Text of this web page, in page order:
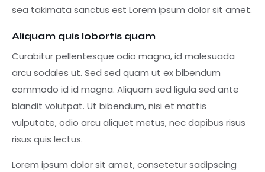
sea takimata sanctus est Lorem ipsum dolor sit amet.
Aliquam quis lobortis quam
Curabitur pellentesque odio magna, id malesuada
arcu sodales ut. Sed sed quam ut ex bibendum
commodo id id magna. Aliquam sed ligula sed ante
blandit volutpat. Ut bibendum, nisi et mattis
vulputate, odio arcu aliquet metus, nec dapibus risus
risus quis lectus.
Lorem ipsum dolor sit amet, consetetur sadipscing